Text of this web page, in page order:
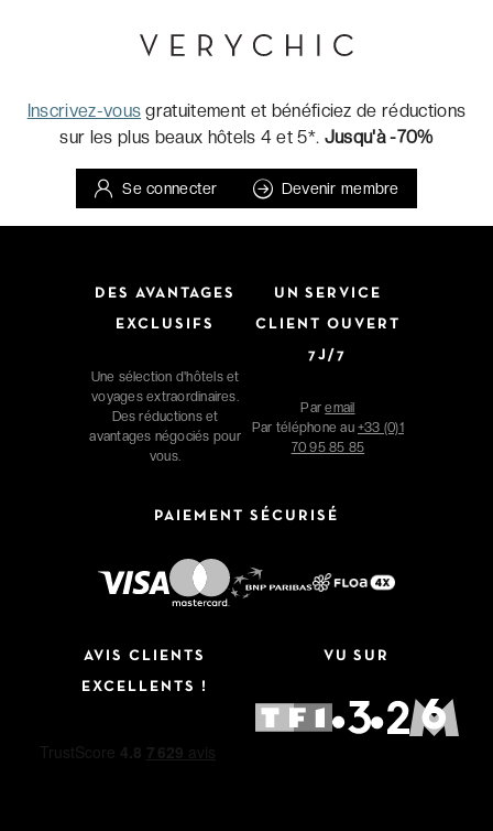
Inscrivez-vous gratuitement et bénéficiez de réductions
sur les plus beaux hôtels 4 et 5*. Jusqu'à -70%
Se connecter Devenir membre
DES AVANTAGES
EXCLUSIFS
Une sélection d'hôtels et
voyages extraordinaires.
Des réductions et
avantages négociés pour
vous.
UN SERVICE
CLIENT OUVERT
7J/7
Paremail
Par téléphone au +33 (0)1
70 95 85 85
PAIEMENT SÉCURISÉ
AVIS CLIENTS
EXCELLENTS !
VU SUR